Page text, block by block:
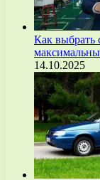
Как выбрать
14.10.2025